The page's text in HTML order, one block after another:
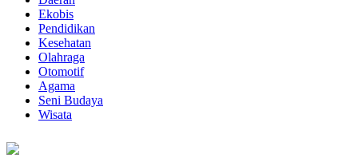
Ekobis
Pendidikan
Kesehatan
Olahraga
Otomotif
Agama
Seni Budaya
Wisata